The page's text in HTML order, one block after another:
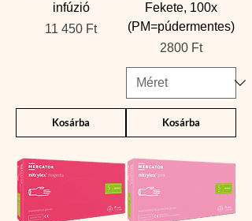
infúzió
Ár
11 450 Ft
Kosárba
Fekete, 100x
(PM=púdermentes)
Ár
2800 Ft
Kosárba